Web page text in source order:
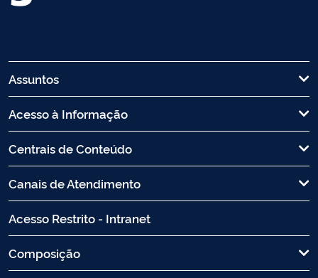
Assuntos
Acesso à Informação
Centrais de Conteúdo
Canais de Atendimento
Acesso Restrito - Intranet
Composição